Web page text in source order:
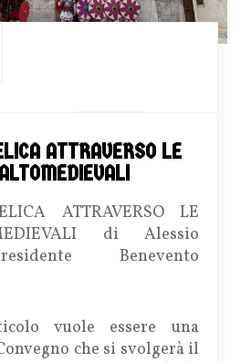
ATTRAVERSO LE
ATTRAVERSO LE
di Alessio
Benevento
vuole essere una
che si svolgerà il